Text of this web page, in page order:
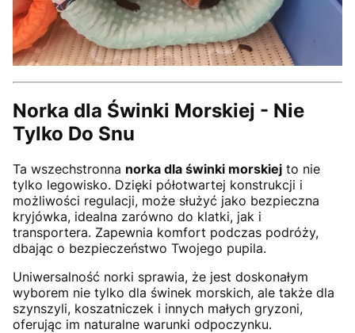
Norka dla Świnki Morskiej - Nie
Tylko Do Snu
Ta wszechstronna norka dla świnki morskiej to nie
tylko legowisko. Dzięki półotwartej konstrukcji i
możliwości regulacji, może służyć jako bezpieczna
kryjówka, idealna zarówno do klatki, jak i
transportera. Zapewnia komfort podczas podróży,
dbając o bezpieczeństwo Twojego pupila.
Uniwersalność norki sprawia, że jest doskonałym
wyborem nie tylko dla świnek morskich, ale także dla
szynszyli, koszatniczek i innych małych gryzoni,
oferując im naturalne warunki odpoczynku.